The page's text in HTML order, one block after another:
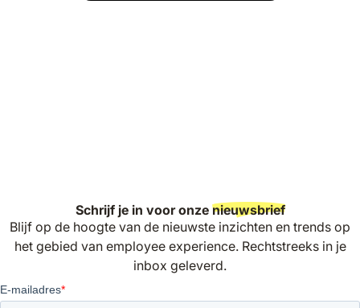
Schrijf je in voor onze nieuwsbrief
Blijf op de hoogte van de nieuwste inzichten en trends op
het gebied van employee experience. Rechtstreeks in je
inbox geleverd.